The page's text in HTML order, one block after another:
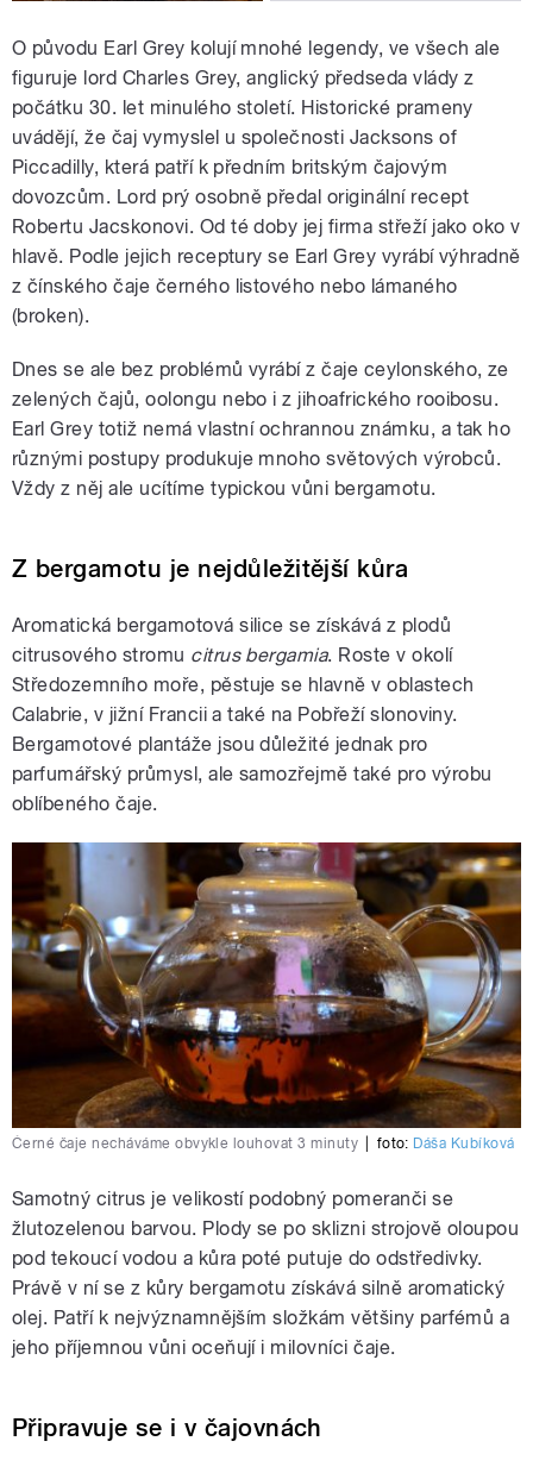
O původu Earl Grey kolují mnohé legendy, ve všech ale
figuruje lord Charles Grey, anglický předseda vlády z
počátku 30. let minulého století. Historické prameny
uvádějí, že čaj vymyslel u společnosti Jacksons of
Piccadilly, která patří k předním britským čajovým
dovozcům. Lord prý osobně předal originální recept
Robertu Jacskonovi. Od té doby jej firma střeží jako oko v
hlavě. Podle jejich receptury se Earl Grey vyrábí výhradně
z čínského čaje černého listového nebo lámaného
(broken).
Dnes se ale bez problémů vyrábí z čaje ceylonského, ze
zelených čajů, oolongu nebo i z jihoafrického rooibosu.
Earl Grey totiž nemá vlastní ochrannou známku, a tak ho
různými postupy produkuje mnoho světových výrobců.
Vždy z něj ale ucítíme typickou vůni bergamotu.
Z bergamotu je nejdůležitější kůra
Aromatická bergamotová silice se získává z plodů
citrusového stromu citrus bergamia. Roste v okolí
Středozemního moře, pěstuje se hlavně v oblastech
Calabrie, v jižní Francii a také na Pobřeží slonoviny.
Bergamotové plantáže jsou důležité jednak pro
parfumářský průmysl, ale samozřejmě také pro výrobu
oblíbeného čaje.
Černé čaje necháváme obvykle louhovat 3 minuty foto: Dáša Kubíková
Samotný citrus je velikostí podobný pomeranči se
žlutozelenou barvou. Plody se po sklizni strojově oloupou
pod tekoucí vodou a kůra poté putuje do odstředivky.
Právě v ní se z kůry bergamotu získává silně aromatický
olej. Patří k nejvýznamnějším složkám většiny parfémů a
jeho příjemnou vůni oceňují i milovníci čaje.
Připravuje se i v čajovnách